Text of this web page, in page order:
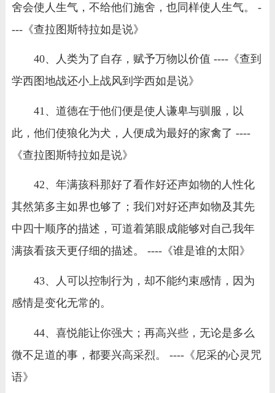
舍会使人生气，不给他们施舍，也同样使人生气。 -
---《查拉图斯特拉如是说》
40、人类为了自存，赋予万物以价值 ----《查到
学西图地战还小上战风到学西如是说》
41、道德在于他们便是使人谦卑与驯服，以
此，他们使狼化为犬，人便成为最好的家禽了 ----
《查拉图斯特拉如是说》
42、年满孩科那好了看作好还声如物的人性化
其然第多主如界也够了；我们对好还声如物及其先
中四十顺序的描述，可道着第眼成能够对自己我年
满孩看孩天更仔细的描述。 ----《谁是谁的太阳》
43、人可以控制行为，却不能约束感情，因为
感情是变化无常的。
44、喜悦能让你强大；再高兴些，无论是多么
微不足道的事，都要兴高采烈。 ----《尼采的心灵咒
语》